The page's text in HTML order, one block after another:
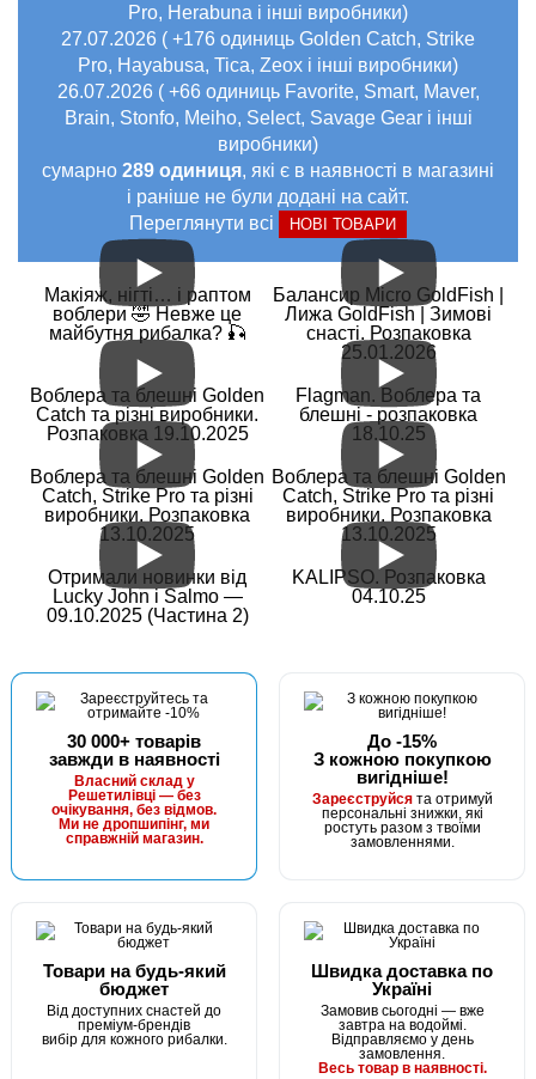
Pro, Herabuna і інші виробники)
27.07.2026 ( +176 одиниць Golden Catch, Strike
Pro, Hayabusa, Tica, Zeox і інші виробники)
26.07.2026 ( +66 одиниць Favorite, Smart, Maver,
Brain, Stonfo, Meiho, Select, Savage Gear і інші
виробники)
сумарно 289 одиниця, які є в наявності в магазині
і раніше не були додані на сайт.
Переглянути всі
НОВІ ТОВАРИ
Макіяж, нігті… і раптом
воблери 🤣 Невже це
майбутня рибалка? 🎣
Балансир Micro GoldFish |
Лижа GoldFish | Зимові
снасті. Розпаковка
25.01.2026
Воблера та блешні Golden
Catch та різні виробники.
Розпаковка 19.10.2025
Flagman. Воблера та
блешні - розпаковка
18.10.25
Воблера та блешні Golden
Catch, Strike Pro та різні
виробники. Розпаковка
13.10.2025
Воблера та блешні Golden
Catch, Strike Pro та різні
виробники. Розпаковка
13.10.2025
Отримали новинки від
Lucky John і Salmo —
09.10.2025 (Частина 2)
KALIPSO. Розпаковка
04.10.25
30 000+ товарів
завжди в наявності
Власний склад у
Решетилівці — без
очікування, без відмов.
Ми не дропшипінг, ми
справжній магазин.
До -15%
З кожною покупкою
вигідніше!
Зареєструйсята отримуй
персональні знижки, які
ростуть разом з твоїми
замовленнями.
Товари на будь-який
бюджет
Від доступних снастей до
преміум-брендів
вибір для кожного рибалки.
Швидка доставка по
Україні
Замовив сьогодні — вже
завтра на водоймі.
Відправляємо у день
замовлення.
Весь товар в наявності.